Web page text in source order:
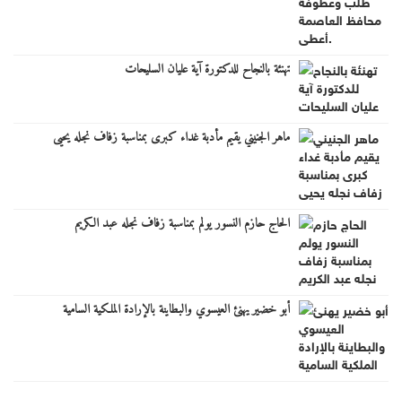
تهنئة بالنجاح للدكتورة آية عليان السليحات
ماهر الجنيني يقيم مأدبة غداء كبرى بمناسبة زفاف نجله يحيى
الحاج حازم النسور يولم بمناسبة زفاف نجله عبد الكريم
أبو خضير يهنئ العيسوي والبطاينة بالإرادة الملكية السامية